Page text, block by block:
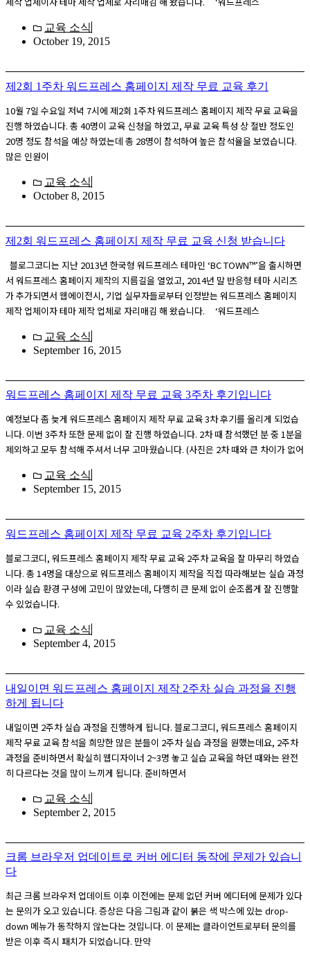
교육 소식
October 19, 2015
제2회 1주차 워드프레스 홈페이지 제작 무료 교육 후기
10월 7일 수요일 저녁 7시에 제2회 1주차 워드프레스 홈페이지 제작 무료 교육을
진행 하였습니다. 총 40명이 교육 신청을 하였고, 무료 교육 특성 상 절반 정도인
20명 정도 참석을 예상 하였는데 총 28명이 참석하여 높은 참석율을 보였습니다.
많은 인원이
교육 소식
October 8, 2015
제2회 워드프레스 홈페이지 제작 무료 교육 신청 받습니다
블로그코디는 지난 2013년 한국형 워드프레스 테마인 ‘BC TOWN™’을 출시하면
서 워드프레스 홈페이지 제작의 지름길을 열었고, 2014년 말 반응형 테마 시리즈
가 추가되면서 웹에이전시, 기업 실무자들로부터 인정받는 워드프레스 홈페이지
제작 업체이자 테마 제작 업체로 자리매김 해 왔습니다. ‘워드프레스
교육 소식
September 16, 2015
워드프레스 홈페이지 제작 무료 교육 3주차 후기입니다
예정보다 좀 늦게 워드프레스 홈페이지 제작 무료 교육 3차 후기를 올리게 되었습
니다. 이번 3주차 또한 문제 없이 잘 진행 하였습니다. 2차 때 참석했던 분 중 1분을
제외하고 모두 참석해 주셔서 너무 고마웠습니다. (사진은 2차 때와 큰 차이가 없어
교육 소식
September 15, 2015
워드프레스 홈페이지 제작 무료 교육 2주차 후기입니다
블로그코디, 워드프레스 홈페이지 제작 무료 교육 2주차 교육을 잘 마무리 하였습
니다. 총 14명을 대상으로 워드프레스 홈페이지 제작을 직접 따라해보는 실습 과정
이라 실습 환경 구성에 고민이 많았는데, 다행히 큰 문제 없이 순조롭게 잘 진행할
수 있었습니다.
교육 소식
September 4, 2015
내일이면 워드프레스 홈페이지 제작 2주차 실습 과정을 진행
하게 됩니다
내일이면 2주차 실습 과정을 진행하게 됩니다. 블로그코디, 워드프레스 홈페이지
제작 무료 교육 참석을 희망한 많은 분들이 2주차 실습 과정을 원했는데요, 2주차
과정을 준비하면서 확실히 웹디자이너 2~3명 놓고 실습 교육을 하던 때와는 완전
히 다르다는 것을 많이 느끼게 됩니다. 준비하면서
교육 소식
September 2, 2015
크롬 브라우저 업데이트로 커버 에디터 동작에 문제가 있습니
다
최근 크롬 브라우저 업데이트 이후 이전에는 문제 없던 커버 에디터에 문제가 있다
는 문의가 오고 있습니다. 증상은 다음 그림과 같이 붉은 색 박스에 있는 drop-
down 메뉴가 동작하지 않는다는 것입니다. 이 문제는 클라이언트로부터 문의를
받은 이후 즉시 패치가 되었습니다. 만약